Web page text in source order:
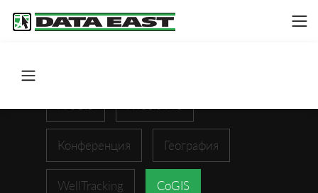
Конференция География
WellTracking CoGIS